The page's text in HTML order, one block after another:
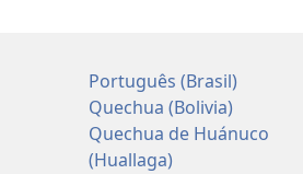
Português (Brasil)
Quechua (Bolivia)
Quechua de Huánuco
(Huallaga)